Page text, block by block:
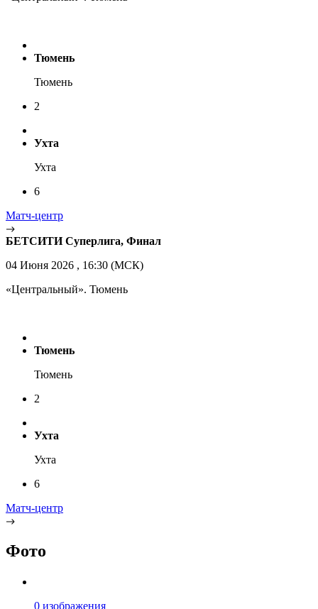
Тюмень
Тюмень
2
Ухта
Ухта
6
Матч-центр
БЕТСИТИ Суперлига, Финал
04 Июня 2026 , 16:30 (МСК)
«Центральный». Тюмень
Тюмень
Тюмень
2
Ухта
Ухта
6
Матч-центр
Фото
0 изображения